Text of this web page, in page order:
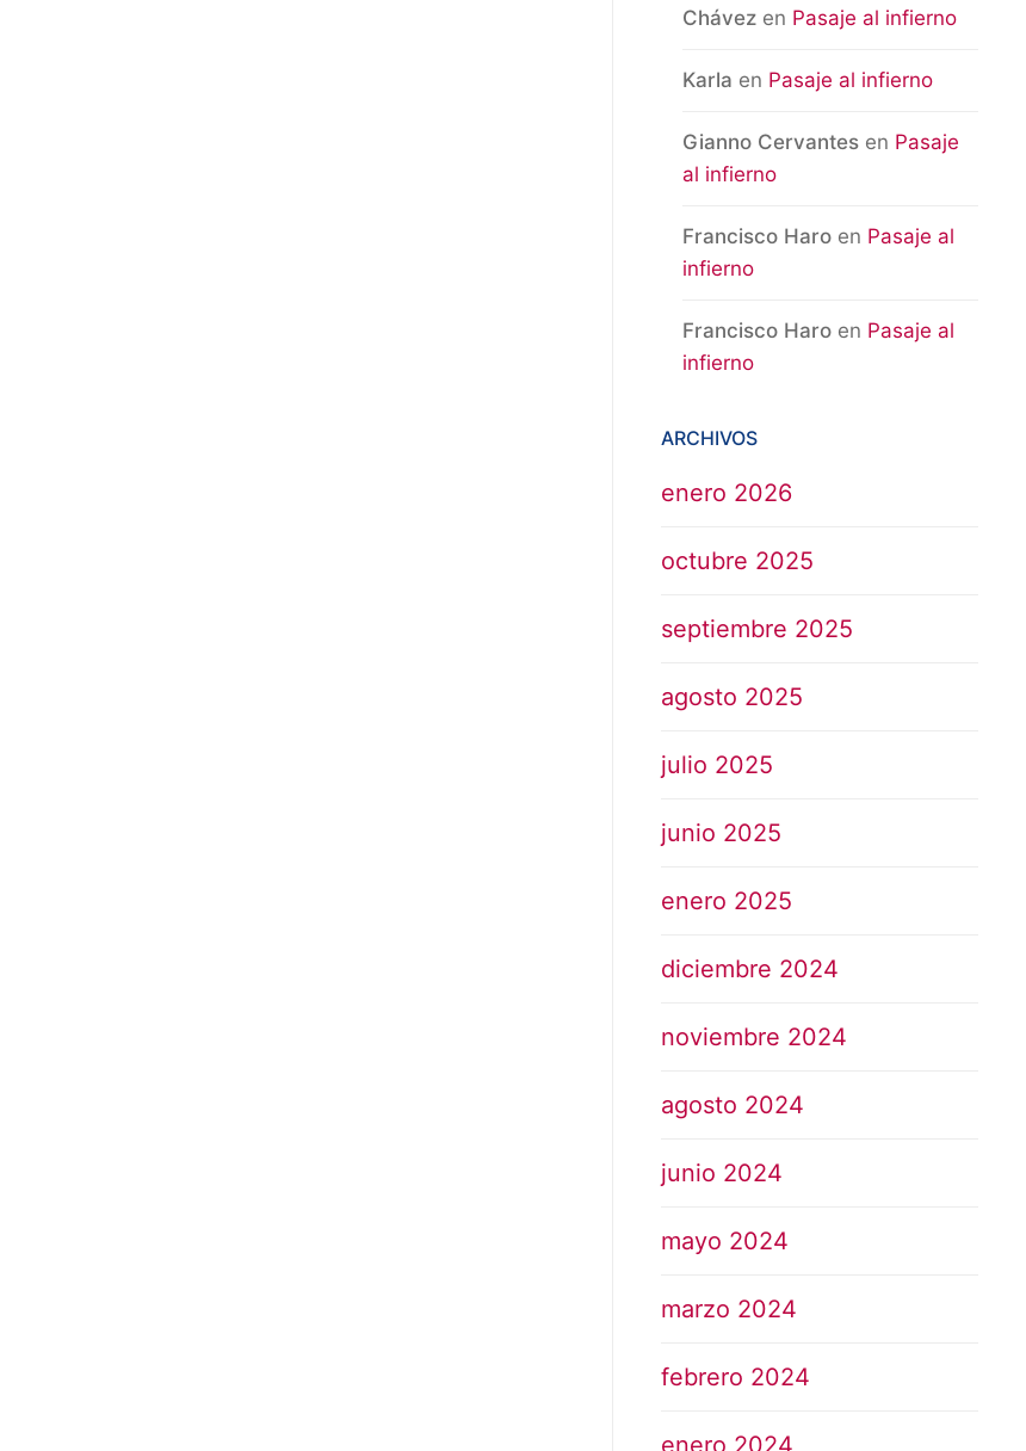
Chávez en Pasaje al infierno
Karla en Pasaje al infierno
Gianno Cervantes en Pasaje
al infierno
Francisco Haro en Pasaje al
infierno
Francisco Haro en Pasaje al
infierno
ARCHIVOS
enero 2026
octubre 2025
septiembre 2025
agosto 2025
julio 2025
junio 2025
enero 2025
diciembre 2024
noviembre 2024
agosto 2024
junio 2024
mayo 2024
marzo 2024
febrero 2024